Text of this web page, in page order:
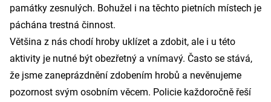
památky zesnulých. Bohužel i na těchto pietních místech je
páchána trestná činnost.
Většina z nás chodí hroby uklízet a zdobit, ale i u této
aktivity je nutné být obezřetný a vnímavý. Často se stává,
že jsme zaneprázdnění zdobením hrobů a nevěnujeme
pozornost svým osobním věcem. Policie každoročně řeší